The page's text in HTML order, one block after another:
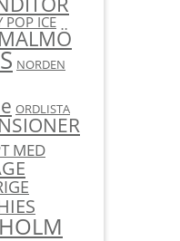
POP ICE
NORDEN
ORDLISTA
MED